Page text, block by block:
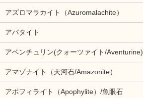
アズロマラカイト（Azuromalachite）
アパタイト
アベンチュリン(クォーツァイト/Aventurine)
アマゾナイト（天河石/Amazonite）
アポフィライト（Apophylite）/魚眼石